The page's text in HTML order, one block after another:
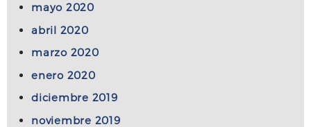
mayo 2020
abril 2020
marzo 2020
enero 2020
diciembre 2019
noviembre 2019